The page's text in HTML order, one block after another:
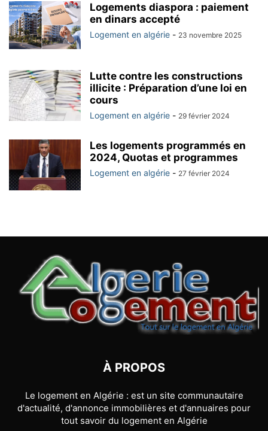
Logements diaspora : paiement
en dinars accepté
Logement en algérie - 23 novembre 2025
Lutte contre les constructions
illicite : Préparation d’une loi en
cours
Logement en algérie - 29 février 2024
Les logements programmés en
2024, Quotas et programmes
Logement en algérie - 27 février 2024
À PROPOS
Le logement en Algérie : est un site communautaire
d'actualité, d'annonce immobilières et d'annuaires pour
tout savoir du logement en Algérie